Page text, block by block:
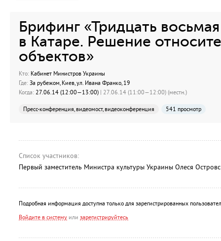
Брифинг «Тридцать
в Катаре. Решение
объектов»
Кто: Кабинет Министров Украины
Где: За рубежом, Киев, ул. Ивана Франко, 19
Когда: 27.06.14 (12:00—13:00) | 27.06.14 (11:00—12:00) (местн.)
Пресс-конференция, видеомост, видеоконференция 541 просмотр
Список участников:
Первый заместитель Министра культуры Украины Олеся
Подробная информация доступна только для зарегистрированных
Войдите в систему или зарегистрируйтесь